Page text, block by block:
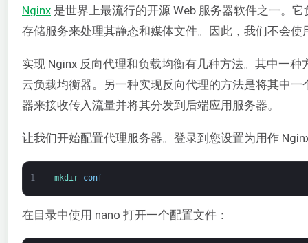
Nginx 是世界上最流行的开源 Web 服务器软件之一。
存储服务来处理其静态和媒体文件。因此，我们不会
实现 Nginx 反向代理和负载均衡有几种方法。其中一
云负载均衡器。另一种实现反向代理的方法是将其中
器来接收传入流量并将其分发到后端应用服务器。
让我们开始配置代理服务器。登录到您设置为用作
1 mkdir conf
在目录中使用 nano 打开一个配置文件：